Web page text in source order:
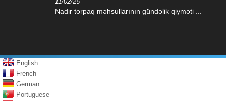
Nadir torpaq məhsullarının gündəlik qiyməti ...
English
French
German
Portuguese